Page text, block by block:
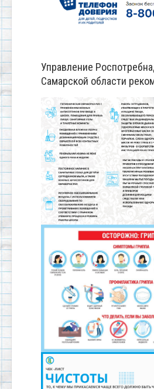
Управление
Самарской области